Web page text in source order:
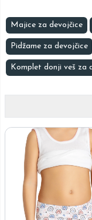
Majice za devojčice
Pidžame za devojčice
Komplet donji veš za